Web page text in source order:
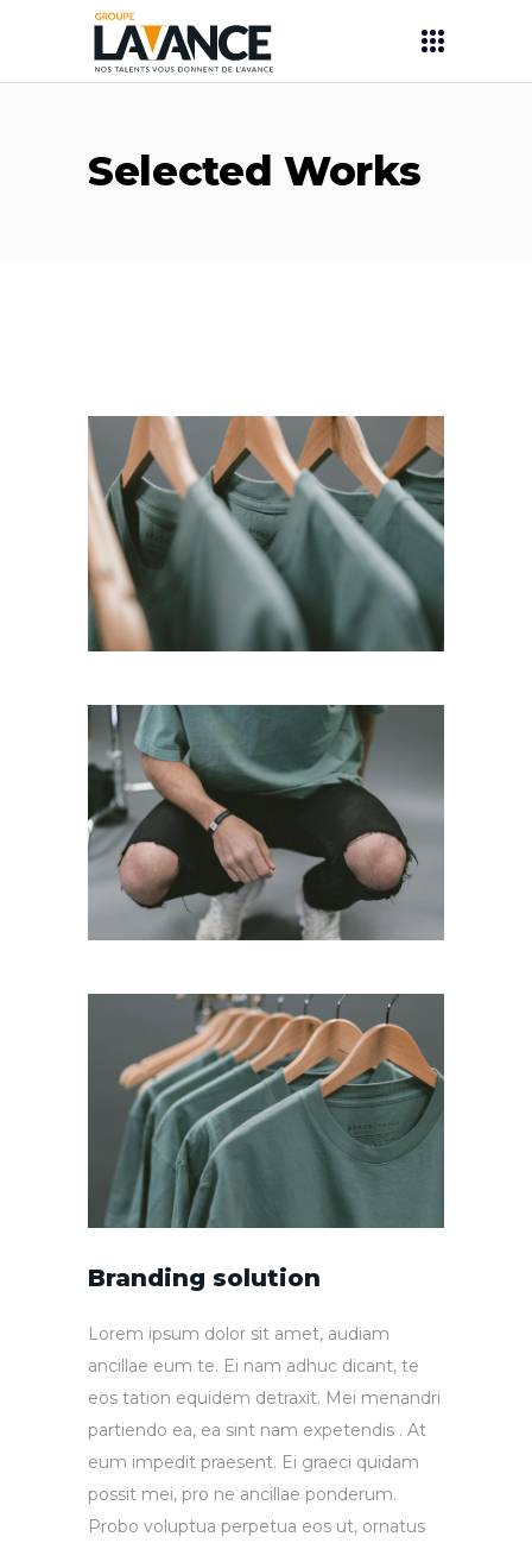
Selected Works
Branding solution
Lorem ipsum dolor sit amet, audiam
ancillae eum te. Ei nam adhuc dicant, te
eos tation equidem detraxit. Mei menandri
partiendo ea, ea sint nam expetendis . At
eum impedit praesent. Ei graeci quidam
possit mei, pro ne ancillae ponderum.
Probo voluptua perpetua eos ut, ornatus